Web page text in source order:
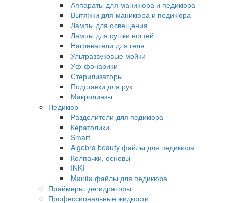
Аппараты для маникюра и педикюра
Вытяжки для маникюра и педикюра
Лампы для освещения
Лампы для сушки ногтей
Нагреватели для геля
Ультразвуковые мойки
Уф-фонарики
Стерилизаторы
Подставки для рук
Макролинзы
Педикюр
Разделители для педикюра
Кератолики
Smart
Algebra beauty файлы для педикюра
Колпачки, основы
INKI
Manita файлы для педикюра
Праймеры, дегидраторы
Профессиональные жидкости